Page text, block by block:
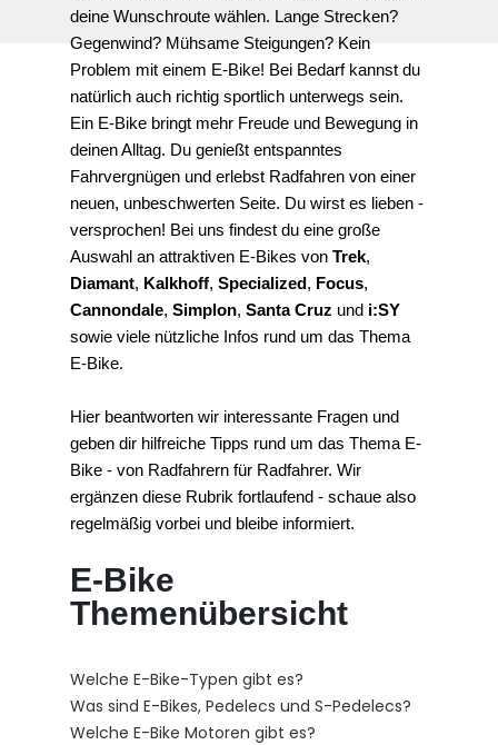
deine Wunschroute wählen. Lange Strecken?
Gegenwind? Mühsame Steigungen? Kein
Problem mit einem E-Bike! Bei Bedarf kannst du
natürlich auch richtig sportlich unterwegs sein.
Ein E-Bike bringt mehr Freude und Bewegung in
deinen Alltag. Du genießt entspanntes
Fahrvergnügen und erlebst Radfahren von einer
neuen, unbeschwerten Seite. Du wirst es lieben -
versprochen! Bei uns findest du eine große
Auswahl an attraktiven E-Bikes von Trek
Diamant, Kalkhoff, Specialized , Focus
Cannondale, Simplon, Santa Cruz und i:SY
sowie viele nützliche Infos rund um das Thema
E-Bike.
Hier beantworten wir interessante Fragen und
geben dir hilfreiche Tipps rund um das Thema E-
Bike - von Radfahrern für Radfahrer. Wir
ergänzen diese Rubrik fortlaufend - schaue also
regelmäßig vorbei und bleibe informiert.
E-Bike
Themenübersicht
Welche E-Bike-Typen gibt es?
Was sind E-Bikes, Pedelecs und S-Pedelecs?
Welche E-Bike Motoren gibt es?